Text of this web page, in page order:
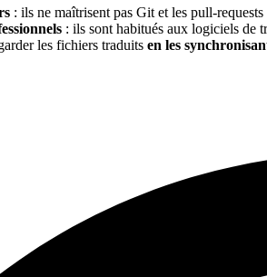
: ils ne maîtrisent pas Git et les pull-requests
: ils sont habitués aux logiciels de
les fichiers traduits en les